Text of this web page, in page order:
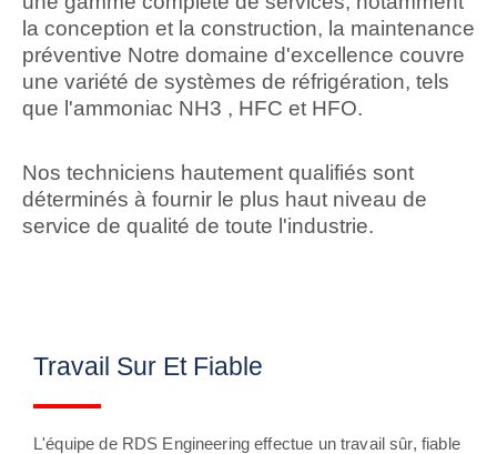
la conception et la construction, la maintenance
préventive Notre domaine d'excellence couvre
une variété de systèmes de réfrigération, tels
que l'ammoniac NH3 , HFC et HFO.
Nos techniciens hautement qualifiés sont
déterminés à fournir le plus haut niveau de
service de qualité de toute l'industrie.
Travail Sur Et Fiable
L'équipe de RDS Engineering effectue un travail sûr, fiable